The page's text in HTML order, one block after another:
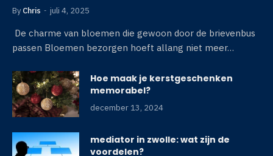
By Chris juli 4, 2025
De charme van bloemen die gewoon door de brievenbus
passen Bloemen bezorgen hoeft allang niet meer…
Hoe maak je kerstgeschenken
memorabel?
december 13, 2024
mediator in zwolle: wat zijn de
voordelen?